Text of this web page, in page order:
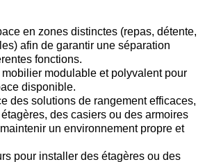
en zones distinctes (repas, détente,
afin de garantir une séparation
fonctions.
modulable et polyvalent pour
disponible.
des solutions de rangement efficaces,
des casiers ou des armoires
un environnement propre et
pour installer des étagères ou des